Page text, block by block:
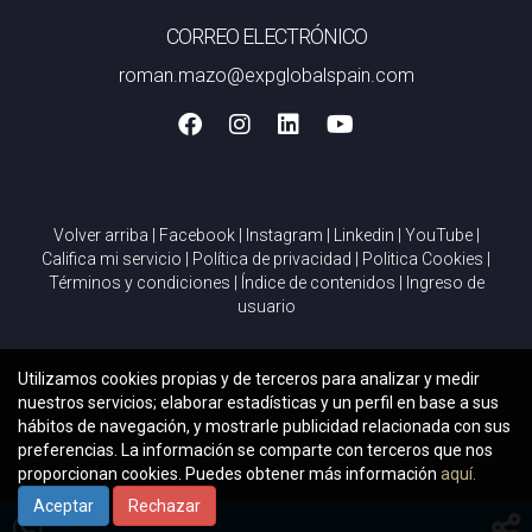
artificial para recomendaciones personalizadas y realizar
encuestas post-compra son algunas formas efectivas.
Recuerda que estoy aquí para ayudarte con cualquier duda
CORREO ELECTRÓNICO
roman.mazo@expglobalspain.com
Volver arriba Facebook| Instagram Linkedin YouTube|
Califica mi servicio
Política de privacidad Politica Cookies
Términos y condiciones
Índice de contenidos
Ingreso de
usuario
Utilizamos cookies propias y de terceros para analizar y medir
nuestros servicios; elaborar estadísticas y un perfil en base a sus
hábitos de navegación, y mostrarle publicidad relacionada con sus
preferencias. La información se comparte con terceros que nos
proporcionan cookies. Puedes obtener más información aquí.
Aceptar
Rechazar